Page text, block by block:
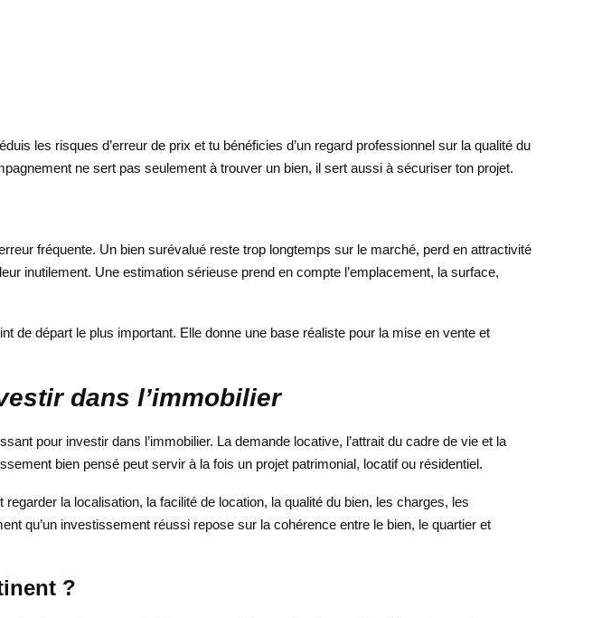
les risques d’erreur de prix et tu bénéficies d’un regard professionnel sur la qualité du
ne sert pas seulement à trouver un bien, il sert aussi à sécuriser ton projet.
fréquente. Un bien surévalué reste trop longtemps sur le marché, perd en attractivité
inutilement. Une estimation sérieuse prend en compte l’emplacement, la surface,
de départ le plus important. Elle donne une base réaliste pour la mise en vente et
dans l’immobilier
pour investir dans l’immobilier. La demande locative, l’attrait du cadre de vie et la
bien pensé peut servir à la fois un projet patrimonial, locatif ou résidentiel.
la localisation, la facilité de location, la qualité du bien, les charges, les
qu’un investissement réussi repose sur la cohérence entre le bien, le quartier et
?